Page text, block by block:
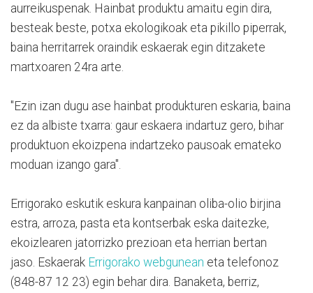
aurreikuspenak. Hainbat produktu amaitu egin dira,
besteak beste, potxa ekologikoak eta pikillo piperrak,
baina herritarrek oraindik eskaerak egin ditzakete
martxoaren 24ra arte.
"Ezin izan dugu ase hainbat produkturen eskaria, baina
ez da albiste txarra: gaur eskaera indartuz gero, bihar
produktuon ekoizpena indartzeko pausoak emateko
moduan izango gara".
Errigorako eskutik eskura kanpainan oliba-olio birjina
estra, arroza, pasta eta kontserbak eska daitezke,
ekoizlearen jatorrizko prezioan eta herrian bertan
jaso. Eskaerak Errigorako webgunean eta telefonoz
(848-87 12 23) egin behar dira. Banaketa, berriz,